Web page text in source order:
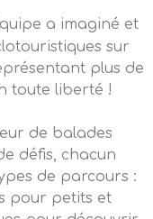
a imaginé et
sur
plus de
toute liberté !
de balades
défis, chacun
de parcours :
pour petits et